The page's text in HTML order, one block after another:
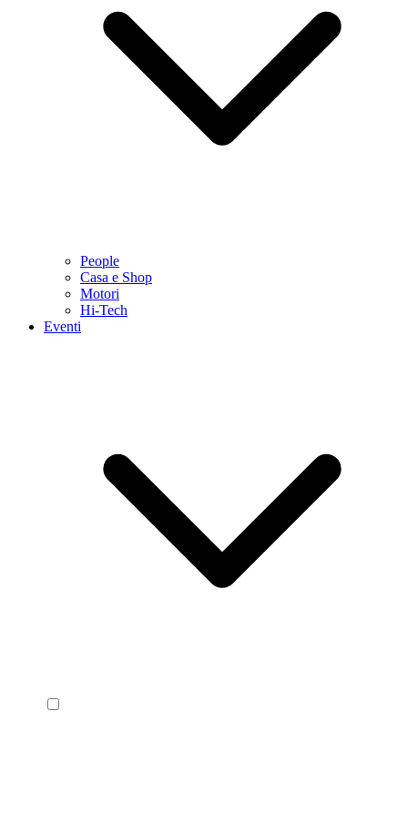
People
Casa e Shop
Motori
Hi-Tech
Eventi